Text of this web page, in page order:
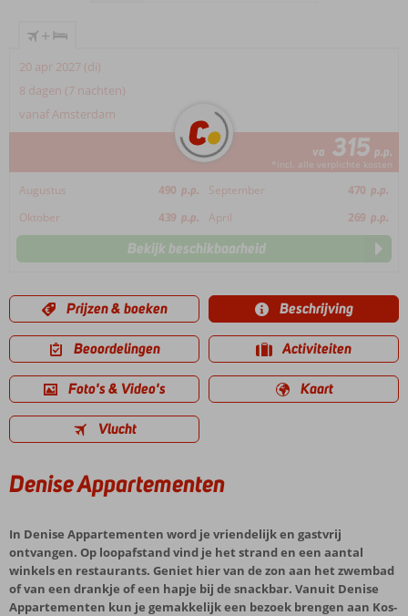
+
20 apr 2027 (di)
8 dagen (7 nachten)
vanaf Amsterdam
va 315 p.p.
*incl. alle verplichte kosten
Augustus 490 p.p. September 470 p.p.
Oktober
439 p.p. April 269 p.p.
Bekijk beschikbaarheid
Prijzen & boeken Beschrijving
Beoordelingen Activiteiten
Foto's & Video's Kaart
Vlucht
Denise Appartementen
In Denise Appartementen word je vriendelijk en gastvrij
ontvangen. Op loopafstand vind je het strand en een aantal
winkels en restaurants. Geniet hier van de zon aan het zwembad
of van een drankje of een hapje bij de snackbar. Vanuit Denise
Appartementen kun je gemakkelijk een bezoek brengen aan Kos-